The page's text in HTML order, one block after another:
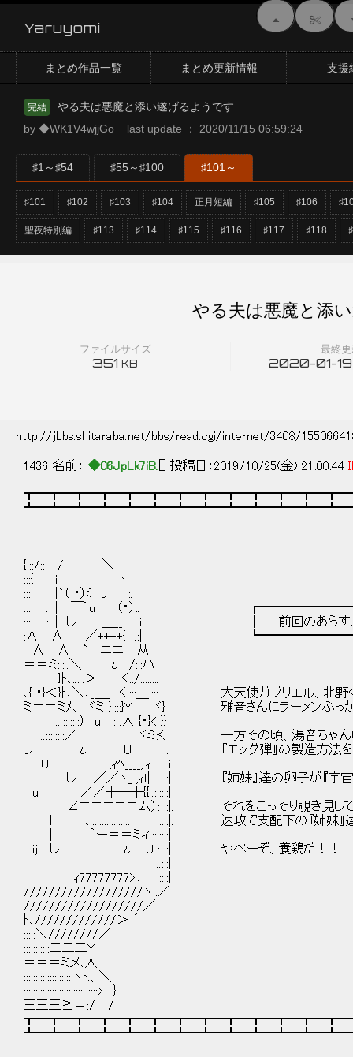
Yaruyomi
まとめ作品一覧 まとめ更新情報 支援
完結
やる夫は悪魔と添い遂げるようです
by ◆WK1V4wjjGo last update ： 2020/11/15 06:59:24
♯1～♯54 ♯55～♯100 ♯101～
♯101 ♯102 ♯103 ♯104 正月短編 ♯105 ♯106
聖夜特別編 ♯113 ♯114 ♯115 ♯116 ♯117 ♯118
ファイルサイズ
351 KB
最終
2020-01-
やる夫は悪魔と添
http://jbbs.shitaraba.net/bbs/read.cgi/internet/3408/
1436 名前： ◆06JpLk7iB. [] 投稿日：2019/10/25(金) 21:00:44
{:::/:: / ＼
:::{ i ヽ
:::| |`（_・）ﾐ u :. ＿＿＿＿＿＿＿＿＿
:::| . :| ￣`u （・）:.
:::| : :| し ＿__ i |┃ 前回のあらす
:∧ ∧ ／++++{ .:|
∧ ∧ ` ニニ 从. ￣￣￣￣￣￣￣￣￣
＝＝ミ:::..＼ ι /:::ハ
}ﾄ､:.:.:＞――く::/:::::::.
､{ ・}＜}ﾄ､＼､_＿_ く::::＿::::. 大天使ガブリエル、北野
ミ＝＝ミﾒ､ ヾミ }::::}Y ヾ} 雅音さんにラーメンぶっか
￣....:::::::） u : .人 {・}<!}}
..::::::::／ ヾミ:く 一方その頃、湯音ちゃんはレ
し ι U :. 『エッグ弾』の製造方法を目
U ,ｨﾍ____,.ｨ i
し ／／ヽ_ ,ｨｌ| ..::|. 『姉妹』達の卵子が『宇宙卵
u ／／┼┼┼{{..::::::|
∠ニニニニニム）: ::|. それをこっそり覗き見してい
} l ､................. :::::|. 速攻で支配下の『姉妹』
| | ｀ー＝＝ミィ.:::::::|
ij し ι U : ::|. やべーぞ、養鶏だ！！
..:::|
＿＿＿ ｨ77777777>､ ::::|
///////////////////ヽ::／
///////////////////／
ﾄ､/////////////＞ ´
:::::＼////////／
:::::::::::二二二Y
＝＝＝ミメ､人
:::::::::::::::::::::ヽﾄ.、＼
:::::::::::::::::::::::::|:::::> ｝
三三三≧＝:/ /